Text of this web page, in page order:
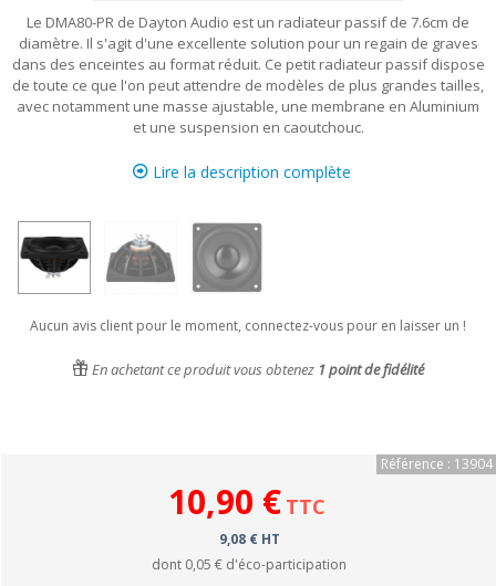
Le DMA80-PR de Dayton Audio est un radiateur passif de 7.6cm de
diamètre. Il s'agit d'une excellente solution pour un regain de graves
dans des enceintes au format réduit. Ce petit radiateur passif dispose
de toute ce que l'on peut attendre de modèles de plus grandes tailles,
avec notamment une masse ajustable, une membrane en Aluminium
et une suspension en caoutchouc.
Lire la description complète
Aucun avis client pour le moment, connectez-vous pour en laisser un !
En achetant ce produit vous obtenez 1 point de fidélité
Référence : 13904
10,90 € TTC
9,08 € HT
dont 0,05 € d'éco-participation